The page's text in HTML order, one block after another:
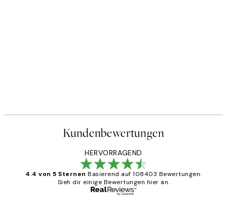
Kundenbewertungen
HERVORRAGEND
4.4 von 5 Sternen Basierend auf 108403 Bewertungen.
Sieh dir einige Bewertungen hier an.